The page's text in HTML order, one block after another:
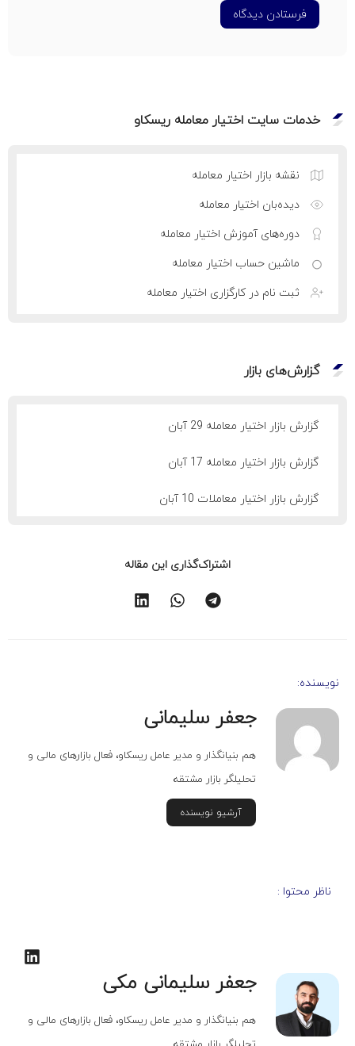
خدمات سایت اختیار معامله ریسکاو
نقشه بازار اختیار معامله
دیده‌بان اختیار معامله
دوره‌های آموزش اختیار معامله
ماشین حساب اختیار معامله
ثبت نام در کارگزاری اختیار معامله
گزارش‌های بازار
گزارش بازار اختیار معامله 29 آبان
گزارش بازار اختیار معامله 17 آبان
گزارش بازار اختیار معاملات 10 آبان
اشتراک‌گذاری این مقاله
فرستادن دیدگاه
نویسنده:
جعفر سلیمانی
هم بنیانگذار و مدیر عامل ریسکاو، فعال بازارهای مالی و
تحلیلگر بازار مشتقه
آرشیو نویسنده
ناظر محتوا :
جعفر سلیمانی مکی
هم بنیانگذار و مدیر عامل ریسکاو، فعال بازارهای مالی و